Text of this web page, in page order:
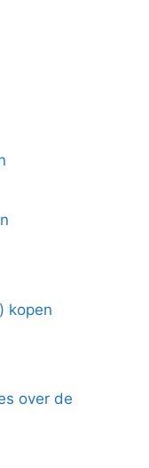
kopen
over de